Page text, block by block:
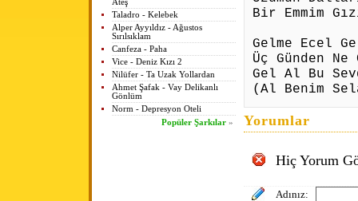
Ateş
Taladro - Kelebek
Alper Ayyıldız - Ağustos
Sırılsıklam
Canfeza - Paha
Vice - Deniz Kızı 2
Nilüfer - Ta Uzak Yollardan
Ahmet Şafak - Vay Delikanlı
Gönlüm
Norm - Depresyon Oteli
Popüler Şarkılar »
Bir Emmim
Gelme Ecel
Üç Günden
Gel Al Bu
(Al Benim
Yorumlar
Hiç Yorum
Adınız: